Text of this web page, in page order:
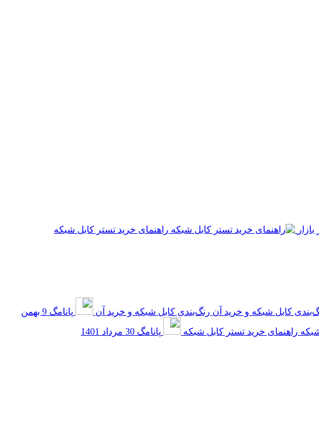
راهنمای خرید تستر کابل شبکه
رنگ‌بندی کابل شبکه و خرید آن پانامگ
9 بهمن
راهنمای خرید تستر کابل شبکه پانامگ 30 مرداد 1401